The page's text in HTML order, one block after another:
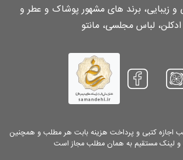
زیبایی، برند های مشهور پوشاک و عطر و
ادکلن، لباس مجلسی، مانتو
اجازه کتبی و پرداخت هزینه بابت هر مطلب و همچنین
و لینک مستقیم به همان مطلب مجاز است